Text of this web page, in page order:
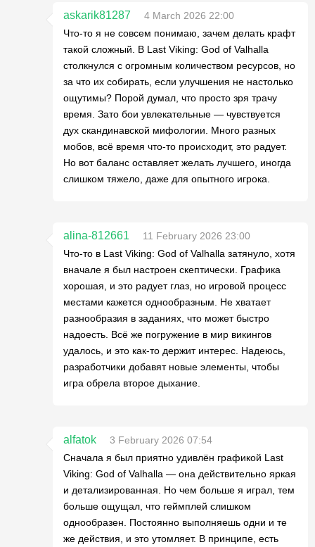
askarik81287
4 March 2026 22:00
Что-то я не совсем понимаю, зачем делать крафт
такой сложный. В Last Viking: God of Valhalla
столкнулся с огромным количеством ресурсов, но
за что их собирать, если улучшения не настолько
ощутимы? Порой думал, что просто зря трачу
время. Зато бои увлекательные — чувствуется
дух скандинавской мифологии. Много разных
мобов, всё время что-то происходит, это радует.
Но вот баланс оставляет желать лучшего, иногда
слишком тяжело, даже для опытного игрока.
alina-812661
11 February 2026 23:00
Что-то в Last Viking: God of Valhalla затянуло, хотя
вначале я был настроен скептически. Графика
хорошая, и это радует глаз, но игровой процесс
местами кажется однообразным. Не хватает
разнообразия в заданиях, что может быстро
надоесть. Всё же погружение в мир викингов
удалось, и это как-то держит интерес. Надеюсь,
разработчики добавят новые элементы, чтобы
игра обрела второе дыхание.
alfatok
3 February 2026 07:54
Сначала я был приятно удивлён графикой Last
Viking: God of Valhalla — она действительно яркая
и детализированная. Но чем больше я играл, тем
больше ощущал, что геймплей слишком
однообразен. Постоянно выполняешь одни и те
же действия, и это утомляет. В принципе, есть